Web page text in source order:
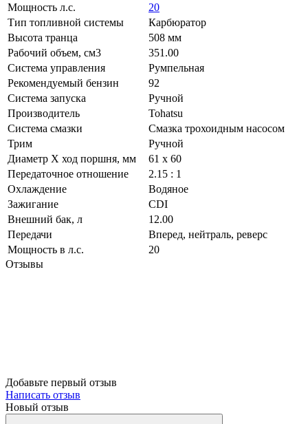
Мощность л.с.
20
Тип топливной системы
Карбюратор
Высота транца
508 мм
Рабочий объем, см3
351.00
Система управления
Румпельная
Рекомендуемый бензин
92
Система запуска
Ручной
Производитель
Tohatsu
Система смазки
Cмазка трохоидным насосом
Трим
Ручной
Диаметр Х ход поршня, мм
61 x 60
Передаточное отношение
2.15 : 1
Охлаждение
Водяное
Зажигание
CDI
Внешний бак, л
12.00
Передачи
Вперед, нейтраль, реверс
Мощность в л.с.
20
Отзывы
Добавьте первый отзыв
Написать отзыв
Новый отзыв